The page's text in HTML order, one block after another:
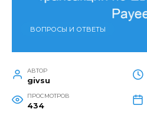
ВОПРОСЫ И ОТВЕТЫ
АВТОР
givsu
ПРОСМОТРОВ
434